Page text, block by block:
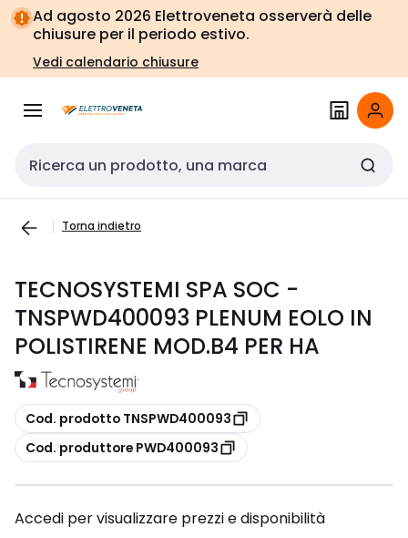
Vai alla
navigazione
Vai
alla
pagina
Ad agosto 2026 Elettroveneta osserverà delle
chiusure per il periodo estivo.
Vedi calendario chiusure
Cerca input
Torna indietro
TECNOSYSTEMI SPA SOC -
TNSPWD400093 PLENUM EOLO IN
POLISTIRENE MOD.B4 PER HA
copia
Cod. prodotto TNSPWD400093
copia
Cod. produttore PWD400093
Accedi per visualizzare prezzi e disponibilità